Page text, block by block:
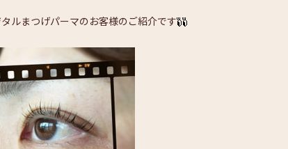
ルまつげパーマのお客様のご紹介です